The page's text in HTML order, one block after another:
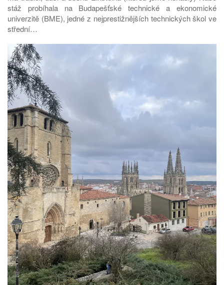
stáž probíhala na Budapešťské technické a ekonomické
univerzitě (BME), jedné z nejprestižnějších technických škol ve
střední…